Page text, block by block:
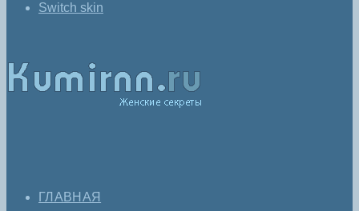
Switch skin
ГЛАВНАЯ